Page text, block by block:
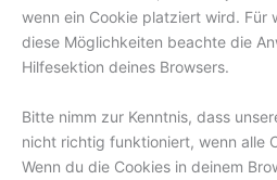
wenn ein Cookie platziert wird. Für
diese Möglichkeiten beachte die
Hilfesektion deines Browsers.
Bitte nimm zur Kenntnis, dass
nicht richtig funktioniert, wenn alle
Wenn du die Cookies in deinem